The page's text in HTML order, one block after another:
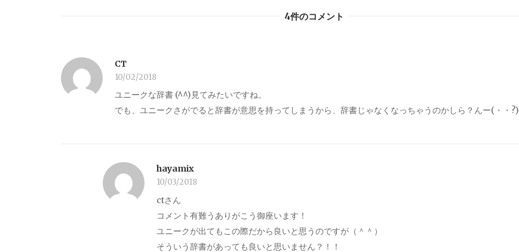
4件のコメント
CT
10/02/2018
ユニークな辞書 (^^)見てみたいですね。
でも、ユニークさがでると辞書が意思を持ってしまうから、辞書じゃなくなっちゃうのかしら？んー(・・?)
hayamix
10/03/2018
ctさん
コメント有難うありがこう御座います！
ユニークが出てもこの際だから良いと思うのですが（＾＾）
そういう辞書があっても良いと思いません？！！